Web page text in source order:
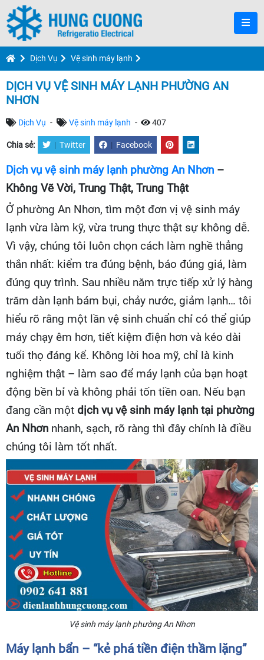
Dịch Vụ Vệ sinh máy lạnh
DỊCH VỤ VỆ SINH MÁY LẠNH PHƯỜNG AN
NHƠN
Dịch Vụ - Vệ sinh máy lạnh - 407
Chia sẻ: | Twitter | Facebook
Dịch vụ vệ sinh máy lạnh phường An Nhơn –
Không Vẽ Vời, Trung Thật, Trung Thật
Ở phường An Nhơn, tìm một đơn vị vệ sinh máy
lạnh vừa làm kỹ, vừa trung thực thật sự không dễ.
Vì vậy, chúng tôi luôn chọn cách làm nghề thẳng
thắn nhất: kiểm tra đúng bệnh, báo đúng giá, làm
đúng quy trình. Sau nhiều năm trực tiếp xử lý hàng
trăm dàn lạnh bám bụi, chảy nước, giảm lạnh… tôi
hiểu rõ rằng một lần vệ sinh chuẩn chỉ có thể giúp
máy chạy êm hơn, tiết kiệm điện hơn và kéo dài
tuổi thọ đáng kể. Không lời hoa mỹ, chỉ là kinh
nghiệm thật – làm sao để máy lạnh của bạn hoạt
động bền bỉ và không phải tốn tiền oan. Nếu bạn
đang cần một dịch vụ vệ sinh máy lạnh tại phường
An Nhơn nhanh, sạch, rõ ràng thì đây chính là điều
chúng tôi làm tốt nhất.
Vệ sinh máy lạnh phường An Nhơn
Máy lạnh bẩn – “kẻ phá tiền điện thầm lặng”